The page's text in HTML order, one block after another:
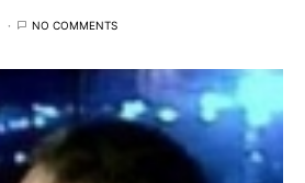
NO COMMENTS